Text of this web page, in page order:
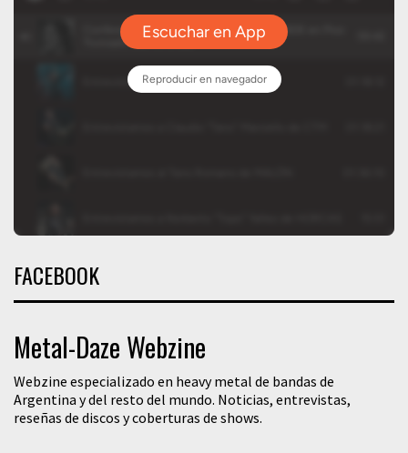
FACEBOOK
Metal-Daze Webzine
Webzine especializado en heavy metal de bandas de
Argentina y del resto del mundo. Noticias, entrevistas,
reseñas de discos y coberturas de shows.